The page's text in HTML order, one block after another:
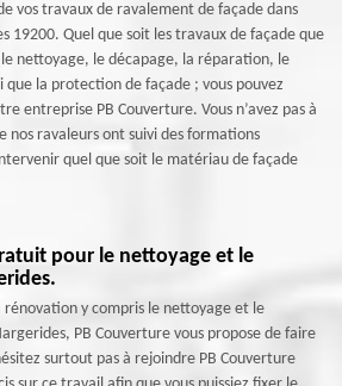
vos travaux de ravalement de façade dans
19200. Quel que soit les travaux de façade que
nettoyage, le décapage, la réparation, le
la protection de façade ; vous pouvez
entreprise PB Couverture. Vous n’avez pas à
nos ravaleurs ont suivi des formations
quel que soit le matériau de façade
pour le nettoyage et le
rénovation y compris le nettoyage et le
PB Couverture vous propose de faire
surtout pas à rejoindre PB Couverture